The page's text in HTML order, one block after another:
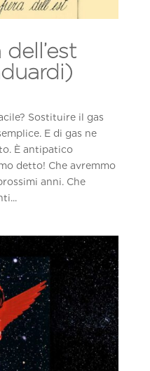
Sostituire il gas
E di gas ne
È antipatico
detto! Che avremmo
anni. Che